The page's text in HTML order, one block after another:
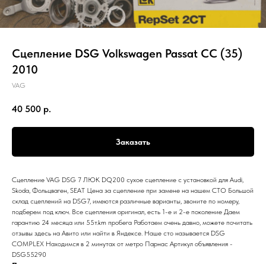
Сцепление DSG Volkswagen Passat CC (35)
2010
VAG
40 500 р.
Заказать
Сцепление VAG DSG 7 ЛЮК DQ200 сухое сцепление с установкой для Audi,
Skoda, Фольцваген, SEAT Цена за сцепление при замене на нашем СТО Большой
склад сцеплений на DSG7, имеются различные варианты, звоните по номеру,
подберем под ключ. Все сцепления оригинал, есть 1-е и 2-е поколение Даем
гарантию 24 месяца или 55т.km пробега Работаем очень давно, можете почитать
отзывы здесь на Авито или найти в Яндексе. Наше сто называется DSG
COMPLEX Находимся в 2 минутах от метро Парнас Артикул объявления -
DSG55290